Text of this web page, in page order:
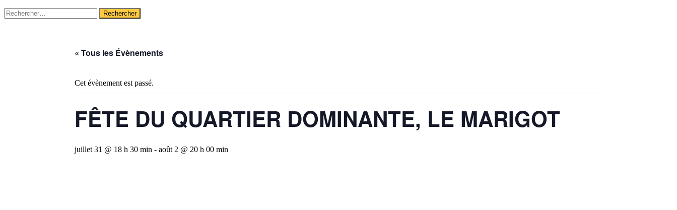
Rechercher :
« Tous les Évènements
Cet évènement est passé.
FÊTE DU QUARTIER DOMINANTE, LE MARIGOT
juillet 31 @ 18 h 30 min - août 2 @ 20 h 00 min